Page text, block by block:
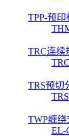
TPP-预印
TRC连续
TRS预切
TWP缠
EL-